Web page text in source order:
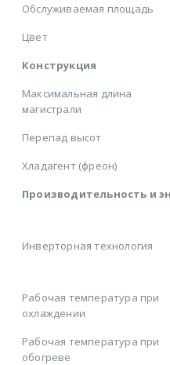
Обслуживаемая площадь
Цвет
Конструкция
Максимальная длина
магистрали
Перепад высот
Хладагент (фреон)
Производительность и
Инверторная технология
Рабочая температура при
охлаждении
Рабочая температура при
обогреве